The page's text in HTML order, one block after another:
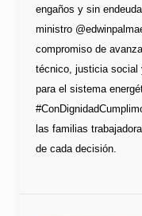
engaños y sin
ministro
compromiso de
técnico, justicia social
para el sistema
las familias
de cada decisión.